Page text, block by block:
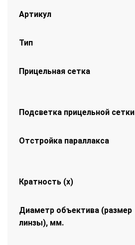
Артикул
Тип
Прицельная сетка
Подсветка прицельной сетки
Отстройка параллакса
Кратность (х)
Диаметр объектива (размер
линзы), мм.